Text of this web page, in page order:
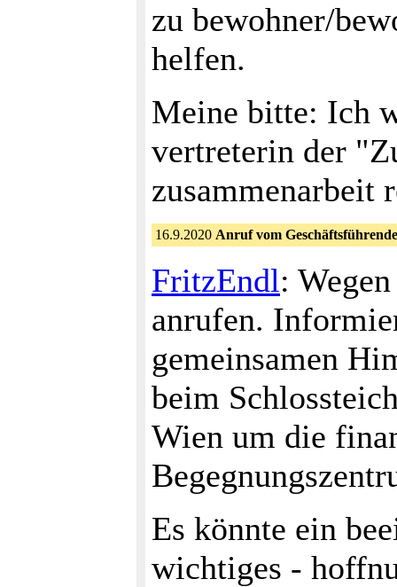
zu bewohner/
helfen.
Meine bitte: Ich
vertreterin der
zusammenarbeit
16.9.2020 Anruf vom
FritzEndl:
anrufen.
gemeinsamen
beim
Wien um die
Es könnte ein
wichtiges -